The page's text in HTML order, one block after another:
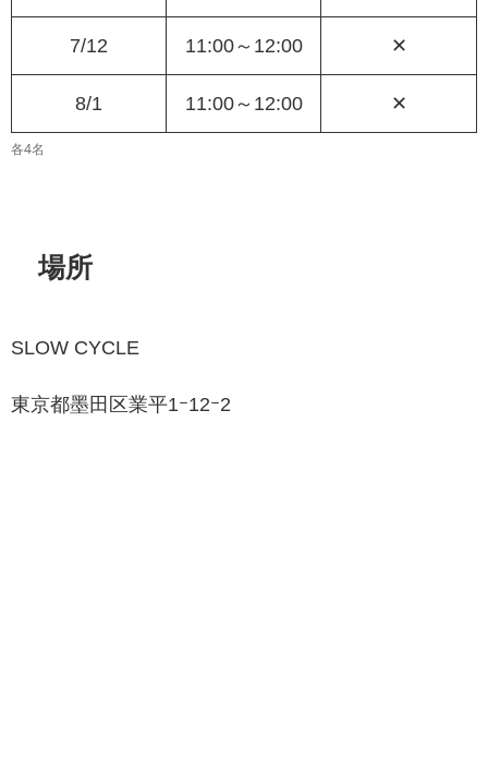
7/12 11:00～12:00 ✕
8/1 11:00～12:00 ✕
各4名
場所
SLOW CYCLE
東京都墨田区業平1ｰ12ｰ2